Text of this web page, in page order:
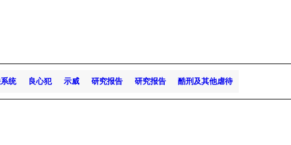
统 良心犯 示威 研究报告 研究报告 酷刑及其他虐待